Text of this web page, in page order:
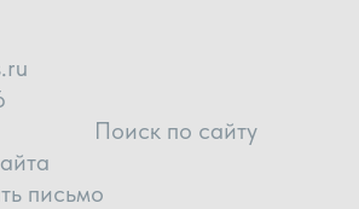
Поиск по сайту
письмо